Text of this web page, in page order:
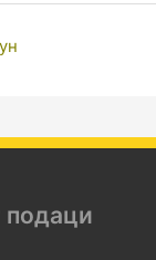
подаци